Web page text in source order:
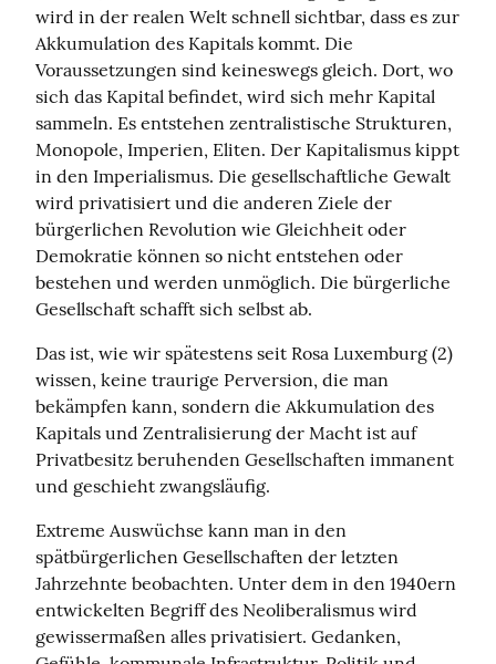
wird in der realen Welt schnell sichtbar, dass es zur
Akkumulation des Kapitals kommt. Die
Voraussetzungen sind keineswegs gleich. Dort, wo
sich das Kapital befindet, wird sich mehr Kapital
sammeln. Es entstehen zentralistische Strukturen,
Monopole, Imperien, Eliten. Der Kapitalismus kippt
in den Imperialismus. Die gesellschaftliche Gewalt
wird privatisiert und die anderen Ziele der
bürgerlichen Revolution wie Gleichheit oder
Demokratie können so nicht entstehen oder
bestehen und werden unmöglich. Die bürgerliche
Gesellschaft schafft sich selbst ab.
Das ist, wie wir spätestens seit Rosa Luxemburg (2)
wissen, keine traurige Perversion, die man
bekämpfen kann, sondern die Akkumulation des
Kapitals und Zentralisierung der Macht ist auf
Privatbesitz beruhenden Gesellschaften immanent
und geschieht zwangsläufig.
Extreme Auswüchse kann man in den
spätbürgerlichen Gesellschaften der letzten
Jahrzehnte beobachten. Unter dem in den 1940ern
entwickelten Begriff des Neoliberalismus wird
gewissermaßen alles privatisiert. Gedanken,